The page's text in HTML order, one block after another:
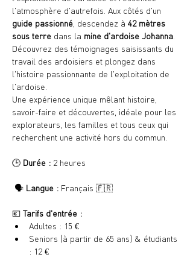
l'atmosphère d'autrefois. Aux côtés d'un
guide passionné , descendez à 42 mètres
sous terre dans la mine d'ardoise Johanna
Découvrez des témoignages saisissants du
travail des ardoisiers et plongez dans
l'histoire passionnante de l'exploitation de
l'ardoise.
Une expérience unique mêlant histoire,
savoir-faire et découvertes, idéale pour les
explorateurs, les familles et tous ceux qui
recherchent une activité hors du commun.
🕒 Durée : 2 heures
🗣️ Langue : Français 🇫🇷
💶 Tarifs d'entrée :
Adultes : 15 €
Seniors (à partir de 65 ans) & étudiants
: 12 €